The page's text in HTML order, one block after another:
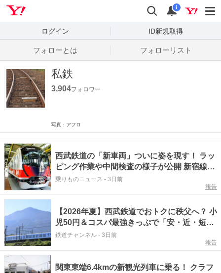
検索
通知
i
ログイン ID新規取得
フォローとは フォローリスト
私鉄
3,904フォロワー
写真：アフロ
西武鉄道の「新車両」ついに姿を現す！ ラッ
ピング作業や中間検査の様子が公開 新宿線の
新たなシンボルに
乗りものニュース - 3日前
報告
【2026年夏】西武鉄道でおトクに秩父へ？ 小
児50円＆コスパ最強きっぷで「安・近・短」
な家族旅行！ 深夜の正丸トンネル探検や特急
鉄道チャンネル - 3日前
報告
関東東端6.4kmの新観光列車に乗る！ クラフ